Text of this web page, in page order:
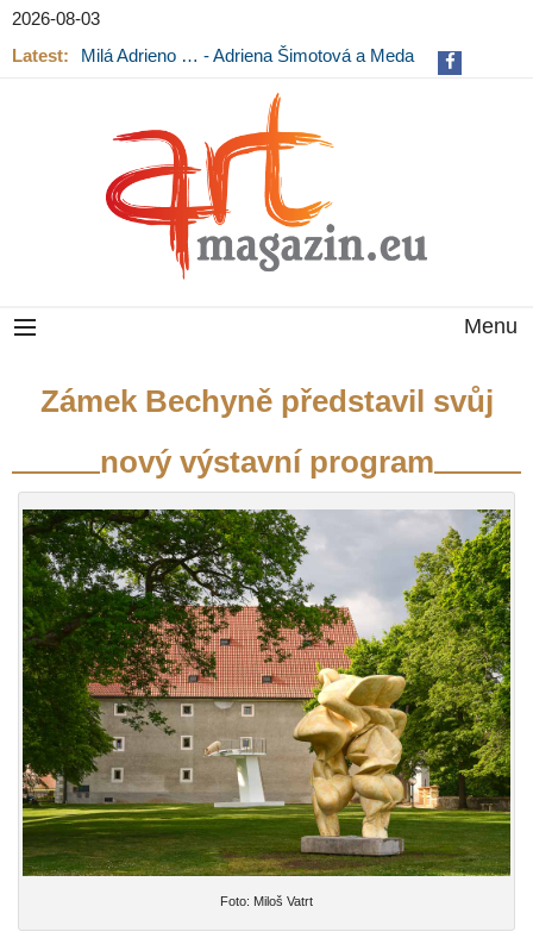
2026-08-03
Latest:
Milá Adrieno … - Adriena Šimotová a Meda
Menu
Zámek Bechyně představil svůj
nový výstavní program
Foto: Miloš Vatrt